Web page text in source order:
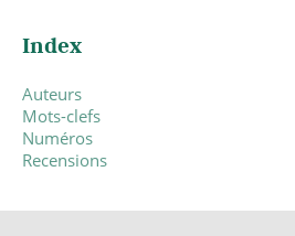
Index
Auteurs
Mots-clefs
Numéros
Recensions